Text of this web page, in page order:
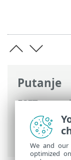
Putanje
ESET-ova
Security
>
Zaštite>
We and
optimized